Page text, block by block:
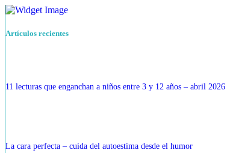
Artículos recientes
11 lecturas que enganchan a niños entre 3 y 12 años – abril 2026
La cara perfecta – cuida del autoestima desde el humor